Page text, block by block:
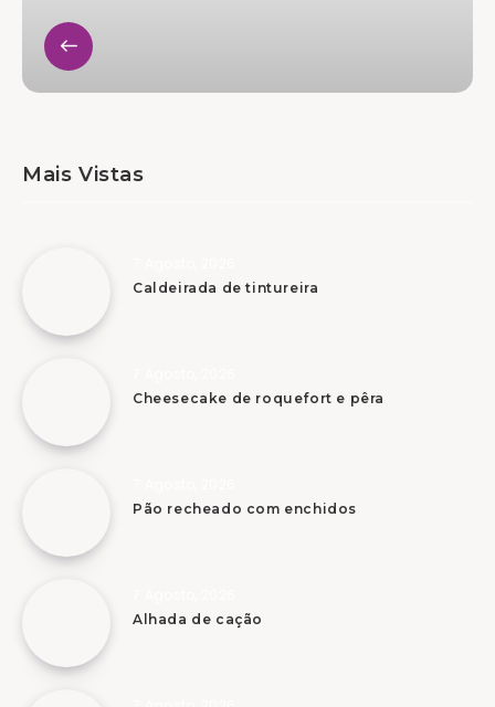
Mais Vistas
Caldeirada de tintureira
Cheesecake de roquefort e pêra
Pão recheado com enchidos
Alhada de cação